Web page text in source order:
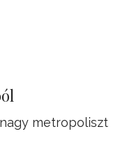
metropoliszt